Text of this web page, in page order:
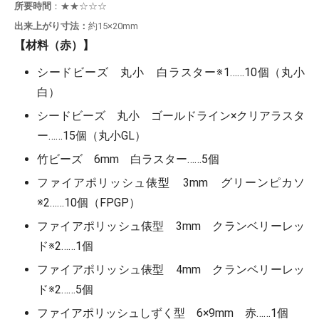
所要時間 ：★★☆☆☆
出来上がり寸法： 約15×20mm
【材料（赤）】
シードビーズ 丸小 白ラスター※1……10個（丸小
白）
シードビーズ 丸小 ゴールドライン×クリアラスタ
ー……15個（丸小GL）
竹ビーズ 6mm 白ラスター……5個
ファイアポリッシュ俵型 3mm グリーンピカソ
※2……10個（FPGP）
ファイアポリッシュ俵型 3mm クランベリーレッ
ド※2……1個
ファイアポリッシュ俵型 4mm クランベリーレッ
ド※2……5個
ファイアポリッシュしずく型 6×9mm 赤……1個